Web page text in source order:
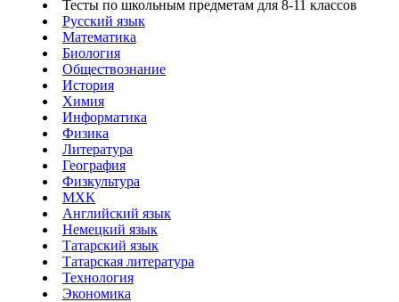
Тесты по школьным предметам для 8-11 классов
Русский язык
Математика
Биология
Обществознание
История
Химия
Информатика
Физика
Литература
География
Физкультура
МХК
Английский язык
Немецкий язык
Татарский язык
Татарская литература
Технология
Экономика